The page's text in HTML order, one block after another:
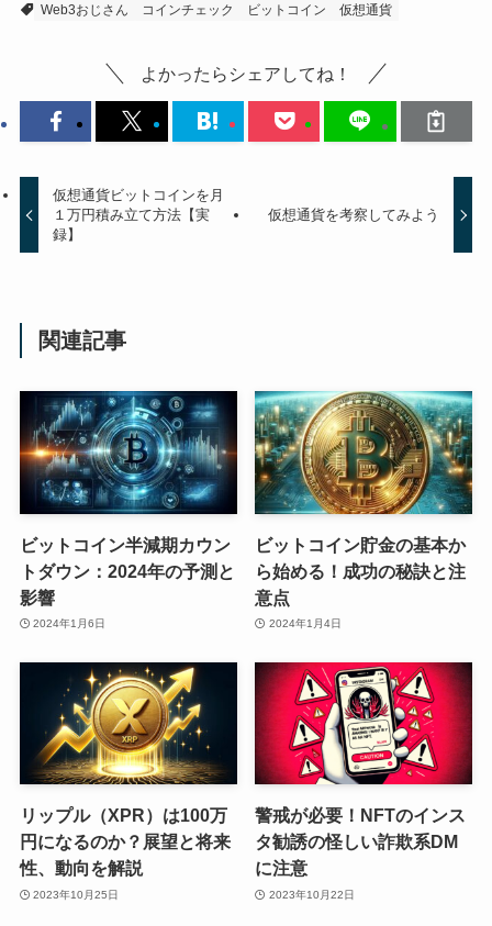
Web3おじさん
コインチェック ビットコイン 仮想通貨
よかったらシェアしてね！
仮想通貨ビットコインを月
１万円積み立て方法【実
録】
仮想通貨を考察してみよう
関連記事
ビットコイン半減期カウン
トダウン：2024年の予測と
影響
2024年1月6日
ビットコイン貯金の基本か
ら始める！成功の秘訣と注
意点
2024年1月4日
リップル（XPR）は100万
円になるのか？展望と将来
性、動向を解説
2023年10月25日
警戒が必要！NFTのインス
タ勧誘の怪しい詐欺系DM
に注意
2023年10月22日